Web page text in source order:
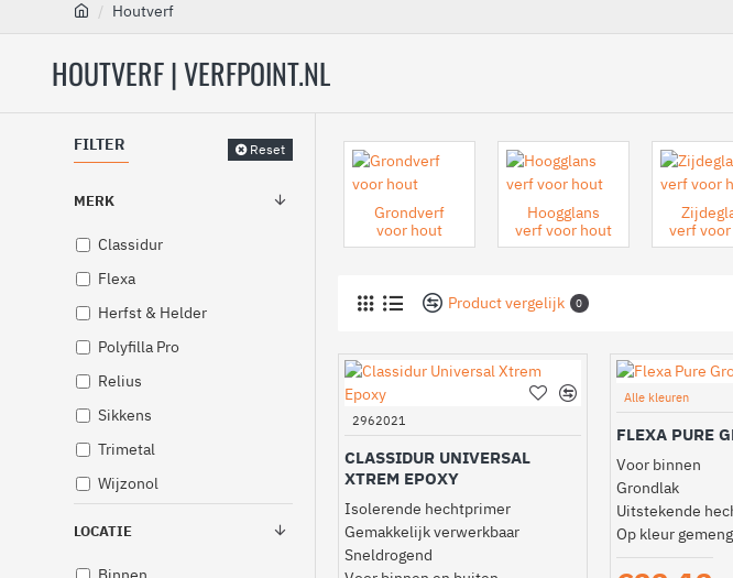
Houtverf
HOUTVERF | VERFPOINT.NL
FILTER Reset
MERK
Classidur
Flexa
Herfst & Helder
Polyfilla Pro
Relius
Sikkens
Trimetal
Wijzonol
LOCATIE
Grondverf
voor hout
Hoogglans
verf voor hout
verf
Product vergelijk 0
2962021
CLASSIDUR UNIVERSAL
XTREM EPOXY
Isolerende hechtprimer
Gemakkelijk verwerkbaar
Sneldrogend
Alle kleuren
FLEXA PURE
Voor binnen
Grondlak
Uitstekende
Op kleur